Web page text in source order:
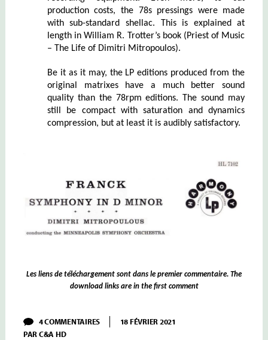
production costs, the 78s pressings were made
with sub-standard shellac. This is explained at
length in William R. Trotter’s book (Priest of Music
– The Life of Dimitri Mitropoulos).
Be it as it may, the LP editions produced from the
original matrixes have a much better sound
quality than the 78rpm editions. The sound may
still be compact with saturation and dynamics
compression, but at least it is audibly satisfactory.
Les liens de téléchargement sont dans le premier commentaire. The
download links are in the first comment
4 COMMENTAIRESSUR
MITROPOULOS
18 FÉVRIER 2021
PARC&A HD